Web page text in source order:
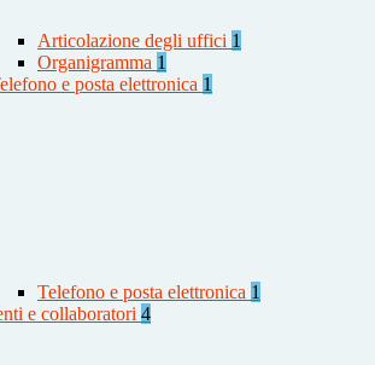
Articolazione degli uffici 1
Organigramma 1
e posta elettronica 1
Telefono e posta elettronica 1
e collaboratori 4